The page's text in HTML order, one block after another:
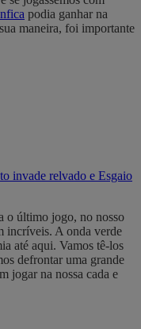
podia ganhar na
maneira, foi importante
invade relvado e Esgaio
o último jogo, no nosso
incríveis. A onda verde
até aqui. Vamos tê-los
defrontar uma grande
jogar na nossa cada e